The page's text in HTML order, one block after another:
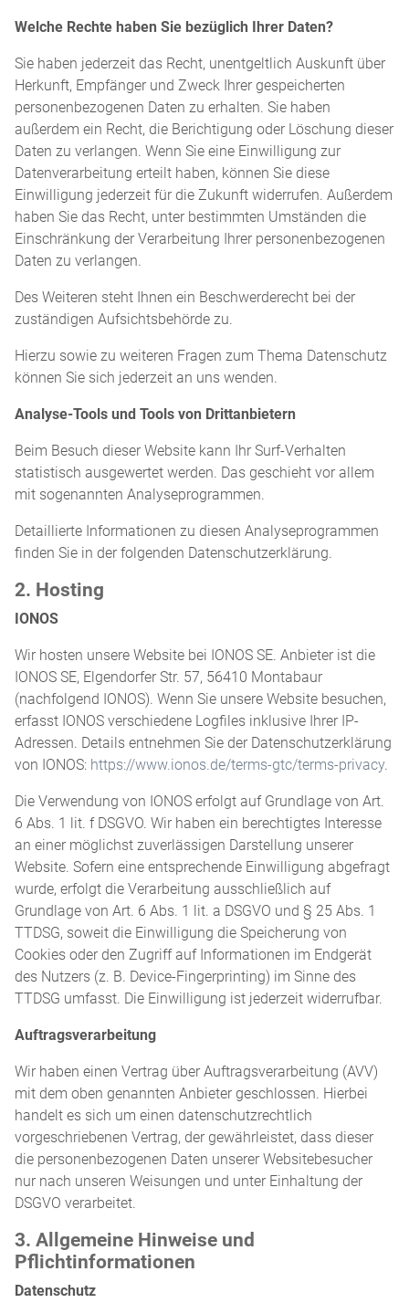
Welche Rechte haben Sie bezüglich Ihrer Daten?
Sie haben jederzeit das Recht, unentgeltlich Auskunft über
Herkunft, Empfänger und Zweck Ihrer gespeicherten
personenbezogenen Daten zu erhalten. Sie haben
außerdem ein Recht, die Berichtigung oder Löschung dieser
Daten zu verlangen. Wenn Sie eine Einwilligung zur
Datenverarbeitung erteilt haben, können Sie diese
Einwilligung jederzeit für die Zukunft widerrufen. Außerdem
haben Sie das Recht, unter bestimmten Umständen die
Einschränkung der Verarbeitung Ihrer personenbezogenen
Daten zu verlangen.
Des Weiteren steht Ihnen ein Beschwerderecht bei der
zuständigen Aufsichtsbehörde zu.
Hierzu sowie zu weiteren Fragen zum Thema Datenschutz
können Sie sich jederzeit an uns wenden.
Analyse-Tools und Tools von Drittanbietern
Beim Besuch dieser Website kann Ihr Surf-Verhalten
statistisch ausgewertet werden. Das geschieht vor allem
mit sogenannten Analyseprogrammen.
Detaillierte Informationen zu diesen Analyseprogrammen
finden Sie in der folgenden Datenschutzerklärung.
2. Hosting
IONOS
Wir hosten unsere Website bei IONOS SE. Anbieter ist die
IONOS SE, Elgendorfer Str. 57, 56410 Montabaur
(nachfolgend IONOS). Wenn Sie unsere Website besuchen,
erfasst IONOS verschiedene Logfiles inklusive Ihrer IP-
Adressen. Details entnehmen Sie der Datenschutzerklärung
von IONOS: https://www.ionos.de/terms-gtc/terms-privacy.
Die Verwendung von IONOS erfolgt auf Grundlage von Art.
6 Abs. 1 lit. f DSGVO. Wir haben ein berechtigtes Interesse
an einer möglichst zuverlässigen Darstellung unserer
Website. Sofern eine entsprechende Einwilligung abgefragt
wurde, erfolgt die Verarbeitung ausschließlich auf
Grundlage von Art. 6 Abs. 1 lit. a DSGVO und § 25 Abs. 1
TTDSG, soweit die Einwilligung die Speicherung von
Cookies oder den Zugriff auf Informationen im Endgerät
des Nutzers (z. B. Device-Fingerprinting) im Sinne des
TTDSG umfasst. Die Einwilligung ist jederzeit widerrufbar.
Auftragsverarbeitung
Wir haben einen Vertrag über Auftragsverarbeitung (AVV)
mit dem oben genannten Anbieter geschlossen. Hierbei
handelt es sich um einen datenschutzrechtlich
vorgeschriebenen Vertrag, der gewährleistet, dass dieser
die personenbezogenen Daten unserer Websitebesucher
nur nach unseren Weisungen und unter Einhaltung der
DSGVO verarbeitet.
3. Allgemeine Hinweise und
Pflichtinformationen
Datenschutz